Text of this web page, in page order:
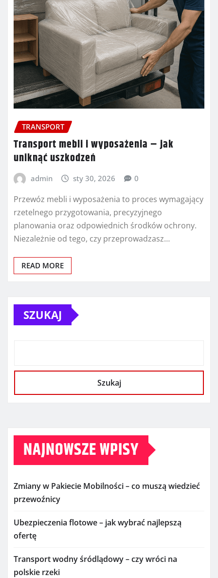
TRANSPORT
Transport mebli i wyposażenia – jak
uniknąć uszkodzeń
admin sty 30, 2026 0
Przewóz mebli i wyposażenia to proces wymagający
rzetelnego przygotowania, precyzyjnego
planowania oraz odpowiednich środków ochrony.
Niezależnie od tego, czy przeprowadzasz…
READ MORE
SZUKAJ
Szukaj
NAJNOWSZE WPISY
Zmiany w Pakiecie Mobilności – co muszą wiedzieć
przewoźnicy
Ubezpieczenia flotowe – jak wybrać najlepszą
ofertę
Transport wodny śródlądowy – czy wróci na
polskie rzeki